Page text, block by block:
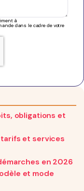
à
dans le cadre de votre
obligations et
et services
en 2026
et mode